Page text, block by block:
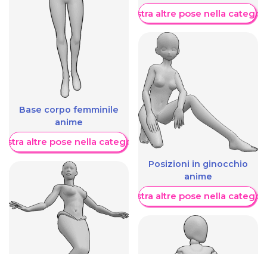
Base corpo femminile
anime
altre pose nella categoria
Mostra altre pose nella
Posizioni in ginocchio
anime
Mostra altre pose nella